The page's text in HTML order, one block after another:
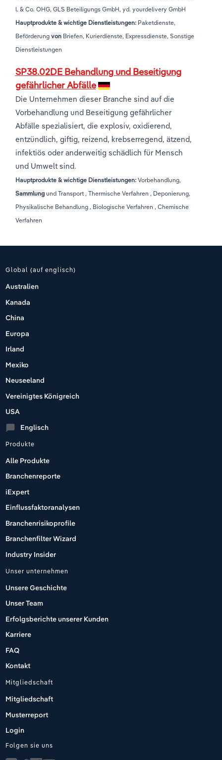
l. & Co. OHG, GLS Beteiligungs GmbH, yd. yourdelivery GmbH
Hauptprodukte & wichtige Dienstleistungen:Paketdienste,
Beförderung vonBriefen, Kurierdienste, Expressdienste, Sonstige
Dienstleistungen
SP38.02DE Behandlung und Beseitigung
gefährlicher Abfälle
Die Unternehmen dieser Branche sind auf die
Vorbehandlung und Beseitigung gefährlicher
Abfälle spezialisiert, die explosiv, oxidierend,
entzündlich, giftig, reizend, krebserregend, ätzend,
infektiös oder anderweitig schädlich für Mensch
und Umwelt sind.
Hauptprodukte & wichtige Dienstleistungen:Vorbehandlung,
Sammlungund Transport , Thermische Verfahren , Deponierung,
Physikalische Behandlung , Biologische Verfahren , Chemische
Verfahren
Global (auf englisch)
Australien
Kanada
China
Europa
Irland
Mexiko
Neuseeland
Vereinigtes Königreich
USA
chat_bubble Englisch
Produkte
Alle Produkte
Branchenreporte
iExpert
Einflussfaktoranalysen
Branchenrisikoprofile
Branchenfilter Wizard
Industry Insider
Unser unternehmen
Unsere Geschichte
Unser Team
Erfolgsberichte unserer Kunden
Karriere
FAQ
Kontakt
Mitgliedschaft
Mitgliedschaft
Musterreport
Login
Folgen sie uns